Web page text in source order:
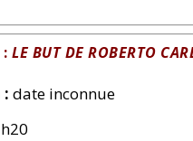
:LE BUT DE ROBERTO
: date inconnue